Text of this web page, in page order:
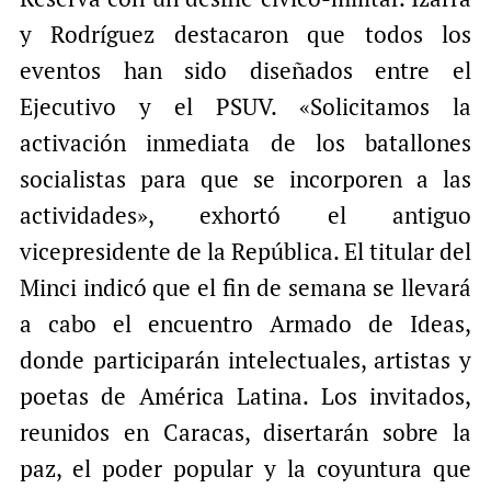
y Rodríguez destacaron que todos los
eventos han sido diseñados entre el
Ejecutivo y el PSUV. «Solicitamos la
activación inmediata de los batallones
socialistas para que se incorporen a las
actividades», exhortó el antiguo
vicepresidente de la República. El titular del
Minci indicó que el fin de semana se llevará
a cabo el encuentro Armado de Ideas,
donde participarán intelectuales, artistas y
poetas de América Latina. Los invitados,
reunidos en Caracas, disertarán sobre la
paz, el poder popular y la coyuntura que